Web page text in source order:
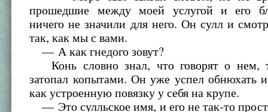
прошедшие между моей услугой и его
ничего не значили для него. Он сулл и
так, как мы с вами.
— А как гнедого зовут?
Конь словно знал, что говорят о нем,
затопал копытами. Он уже успел обнюхать
как устроенную повязку у себя на крупе.
— Это сулльское имя, и его не так-то